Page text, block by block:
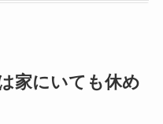
家にいても休め